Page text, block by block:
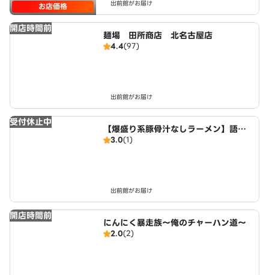
お店価格 出前館がお届け
開店時間前
麺場 田所商店 北名古屋店
4.4(97)
出前館がお届け
受付休止中
【爆盛り系豚骨汁なしラーメン】語る
に落ちたな 夕凪crab店
3.0(1)
出前館がお届け
開店時間前
にんにく暴走族～俺のチャーハン道～
2.0(2)